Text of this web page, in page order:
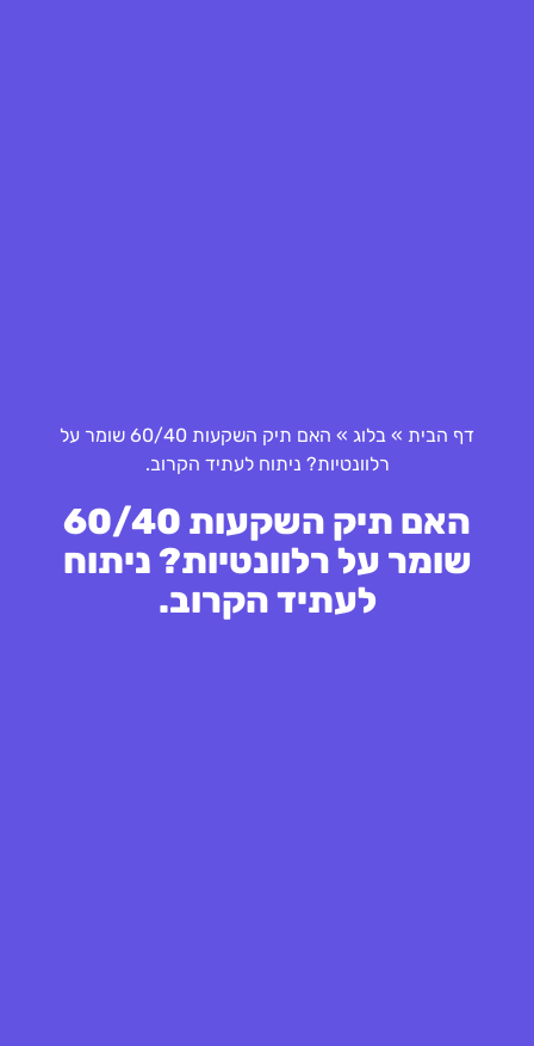
דף הבית » בלוג »
האם תיק השקעות 60/40 שומר על
רלוונטיות? ניתוח לעתיד הקרוב.
האם תיק השקעות 60/40
שומר על רלוונטיות? ניתוח
לעתיד הקרוב.